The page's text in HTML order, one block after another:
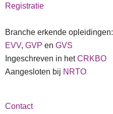
Registratie
Branche erkende opleidingen:
EVV, GVP en GVS
Ingeschreven in hetCRKBO
Aangesloten bij NRTO
Contact